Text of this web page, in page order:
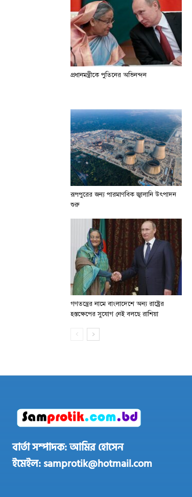
প্রধানমন্ত্রীকে পুতিনের অভিনন্দন
রূপপুরের জন্য পারমাণবিক জ্বালানি উৎপাদন
শুরু
গণতন্ত্রের নামে বাংলাদেশে অন্য রাষ্ট্রের
হস্তক্ষেপের সুযোগ নেই বলছে রাশিয়া
বার্তা সম্পাদক: আমির হোসেন
ইমেইল: samprotik@hotmail.com